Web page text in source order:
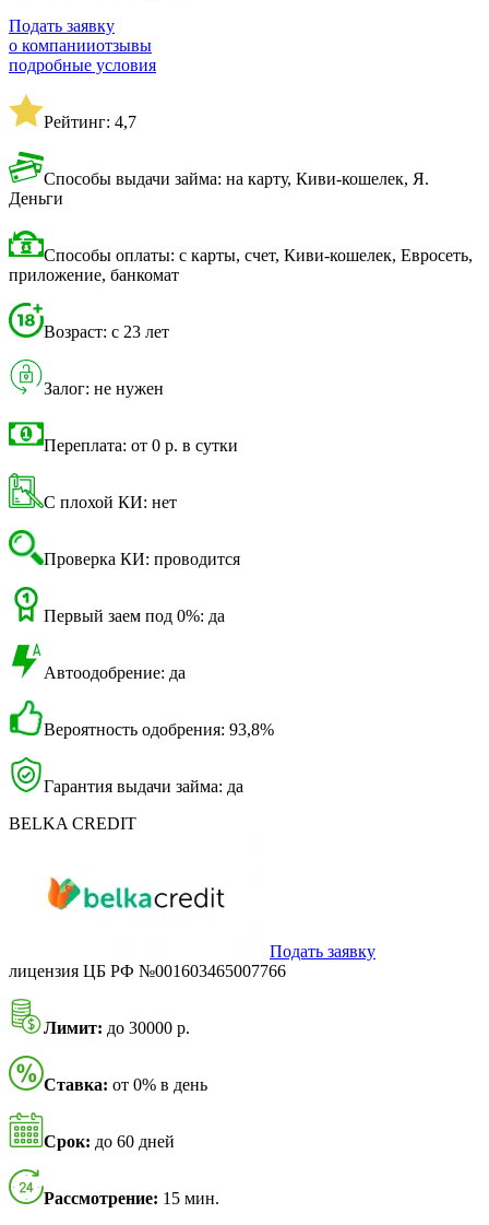
Подать заявку
о компанииотзывы
подробные условия
Рейтинг: 4,7
Способы выдачи займа: на карту, Киви-кошелек, Я.
Деньги
Способы оплаты: с карты, счет, Киви-кошелек, Евросеть,
приложение, банкомат
Возраст: с 23 лет
Залог: не нужен
Переплата: от 0 р. в сутки
С плохой КИ: нет
Проверка КИ: проводится
Первый заем под 0%: да
Автоодобрение: да
Вероятность одобрения: 93,8%
Гарантия выдачи займа: да
BELKA CREDIT
Подать заявку
лицензия ЦБ РФ №001603465007766
Лимит: до 30000 р.
Ставка: от 0% в день
Срок: до 60 дней
Рассмотрение: 15 мин.